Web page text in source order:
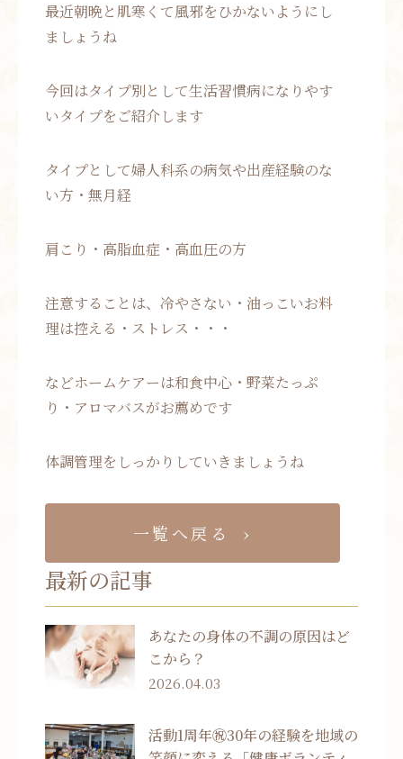
最近朝晩と肌寒くて風邪をひかないようにし
ましょうね
今回はタイプ別として生活習慣病になりやす
いタイプをご紹介します
タイプとして婦人科系の病気や出産経験のな
い方・無月経
肩こり・高脂血症・高血圧の方
注意することは、冷やさない・油っこいお料
理は控える・ストレス・・・
などホームケアーは和食中心・野菜たっぷ
り・アロマバスがお薦めです
体調管理をしっかりしていきましょうね
一覧へ戻る
最新の記事
あなたの身体の不調の原因はど
こから？
2026.04.03
活動1周年㊗30年の経験を地域の